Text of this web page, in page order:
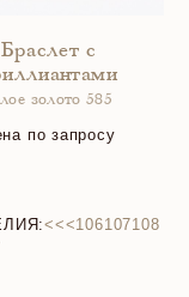
Браслет с
золото 585
по запросу
<<<106107108